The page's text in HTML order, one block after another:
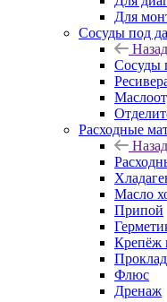
Для
Сосуды под
Назад
Сосуды
Расходные
Назад
Масло
Припой
Крепёж
Флюс
Дренаж